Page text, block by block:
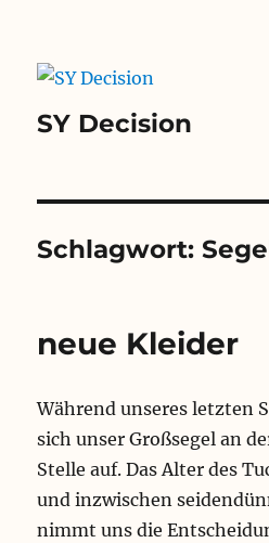
SY Decision
Schlagwort:
neue Kleider
Während unseres letzten
sich unser Großsegel an
Stelle auf. Das Alter des
und inzwischen
nimmt uns die